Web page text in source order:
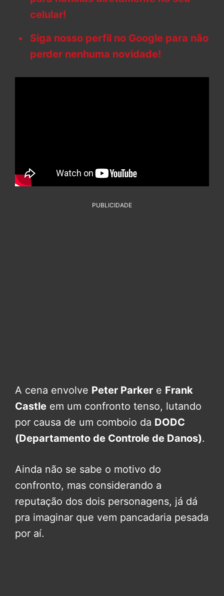
celular!
Siga nosso perfil no Google para não
perder nenhuma novidade!
PUBLICIDADE
A cena envolve Peter Parker e Frank
Castle em um confronto tenso, lutando
por causa de um comboio da DODC
(Departamento de Controle de Danos).
Ainda não se sabe o motivo do
confronto, mas considerando a
reputação dos dois personagens, já dá
pra imaginar que vem pancadaria pesada
por aí.